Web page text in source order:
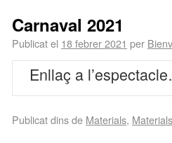
Carnaval 2021
Publicat el 18 febrer 2021 per
Enllaç a
Publicat dins de Materials, Materials